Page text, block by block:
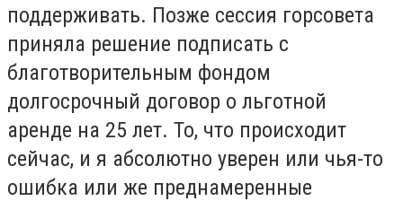
поддерживать. Позже сессия горсовета
приняла решение подписать с
благотворительным фондом
долгосрочный договор о льготной
аренде на 25 лет. То, что происходит
сейчас, и я абсолютно уверен или чья-то
ошибка или же преднамеренные